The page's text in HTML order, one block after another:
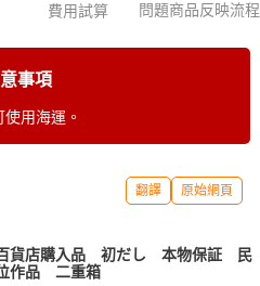
費用試算 問題商品反映流程
事項
用海運。
翻譯 原始網頁
貨店購入品 初だし 本物保証 民
作品 二重箱